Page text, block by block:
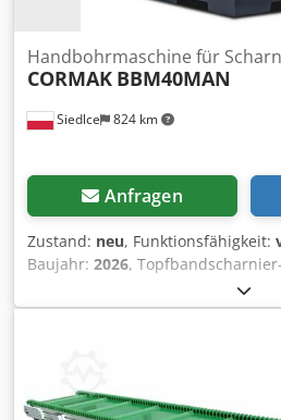
Siedlce 824 km
Handbohrmaschine für
CORMAK BBM40MAN
Anfragen
Zustand: neu, Funktionsfähigkeit:
Baujahr: 2026,
BBM40MAN – präzise
Die Topfbandscharnier-
BBM40MAN ist eine kompakte,
Möbeln entwickelt wurde. Die